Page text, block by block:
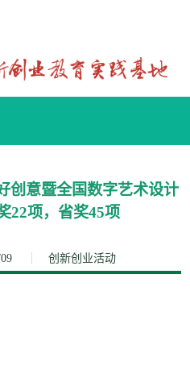
创意暨全国数字艺术设计
22项，省奖45项
创新创业活动